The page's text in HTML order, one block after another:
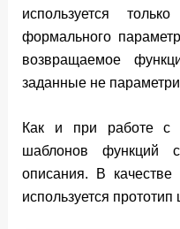
используется
формального
возвращаемое
заданные не
Как и при работе с
шаблонов функций
описания. В
используется